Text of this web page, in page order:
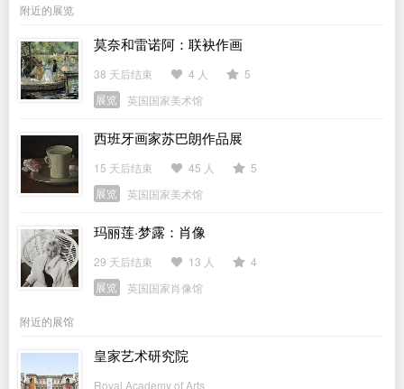
附近的展览
莫奈和雷诺阿：联袂作画
38 天后结束 4 人
5
展览
英国国家美术馆
西班牙画家苏巴朗作品展
15 天后结束 45 人
5
展览
英国国家美术馆
玛丽莲·梦露：肖像
29 天后结束 13 人
4
展览
英国国家肖像馆
附近的展馆
皇家艺术研究院
Royal Academy of Arts